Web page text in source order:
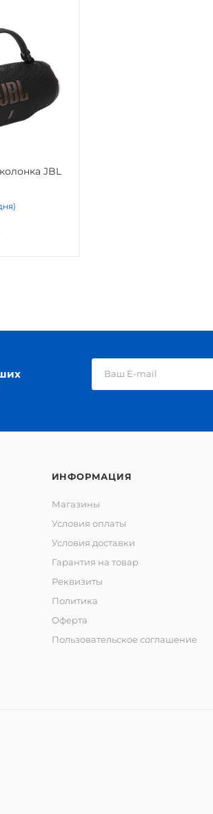
JBL
ИНФОРМАЦИЯ
Магазины
Условия оплаты
Условия доставки
Гарантия на товар
Реквизиты
Политика
Оферта
Пользовательское соглашение